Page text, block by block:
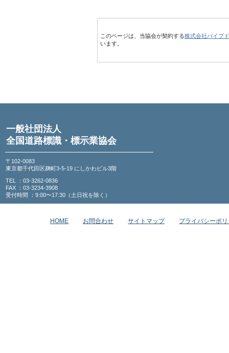
このページは、当協会が契約する株式会社パイプ
います。
一般社団法人
全国道路標識・標示業協会
〒102-0083
東京都千代田区麹町3-5-19 にしかわビル3階
TEL ：03-3262-0836
FAX ：03-3234-3908
受付時間 ：9:00〜17:30（土日祝を除く）
HOME お問合わせ サイトマップ プライバシーポ